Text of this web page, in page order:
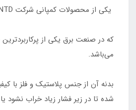
یکی از محصولات کمپانی شرکت CNTD است.
که در صنعت برق یکی از
می‌باشد.
بدنه آن از جنس پلاستیک و فلز با
شده تا در زیر فشار زیاد خراب نشود